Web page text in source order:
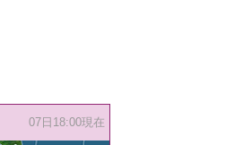
07日18:00現在